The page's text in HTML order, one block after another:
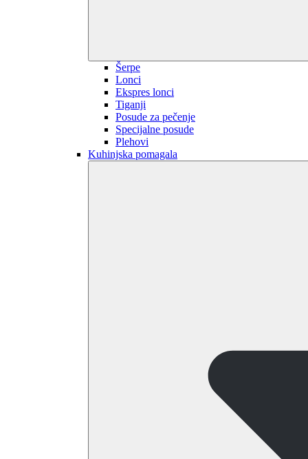
Šerpe
Lonci
Ekspres lonci
Tiganji
Posude za pečenje
Specijalne posude
Plehovi
Kuhinjska pomagala